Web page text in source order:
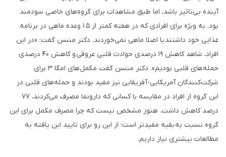
آینده بی‌تاثیر باشد، اما طبق مشاهدات برای گروه‌های خاصی سودمند
بود. به ویژه برای افرادی که در هفته کمتر از ۱.۵ وعده ماهی در برنامه
غذایی خود داشتند یا اصلا ماهی نمی‌خوردند. دکتر منسن گفت: «در این
افراد، شاهد کاهش ۱۹ درصدی حوادث قلبی عروقی و کاهش ۴۰ درصدی
حمله‌های قلبی بودیم». دکتر منسن گفت مکمل‌های امگا ۳ برای
شرکت‌کنندگان آمریکایی-آفریقایی نیز مفید بودند و حمله‌های قلبی در
این گروه از افراد در مقایسه با کسانی که دارونما مصرف می‌کردند، ۷۷
درصد کاهش داشت. هنوز مشخص نیست که چرا مصرف مکمل برای این
گروه نسبت به بقیه مفیدتر است؛ از این رو برای تایید این یافته به
مطالعات بیشتری نیاز داریم.